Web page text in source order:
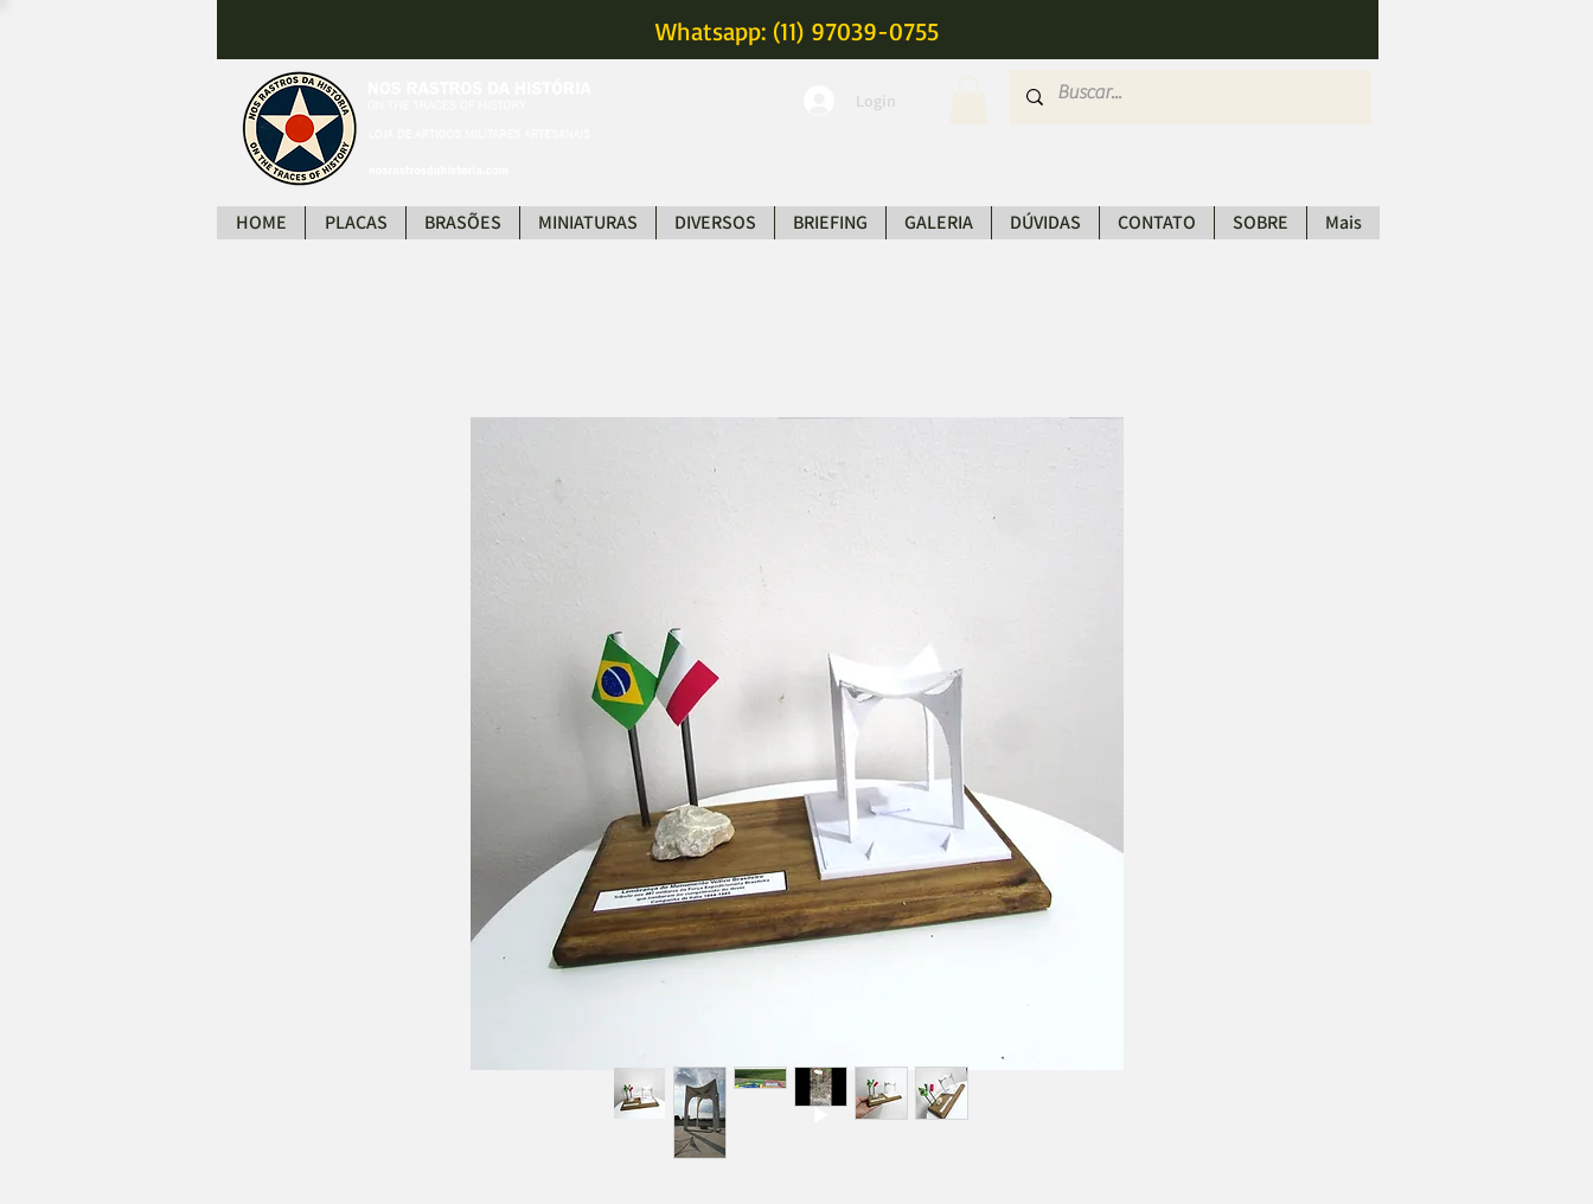
Whatsapp: (11) 97039-0755
Login
HOME PLACAS BRASÕES MINIATURAS DIVERSOS BRIEFING GALERIA DÚVIDAS CONTATO SOBRE Mais